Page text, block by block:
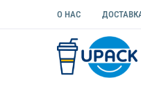
О НАС